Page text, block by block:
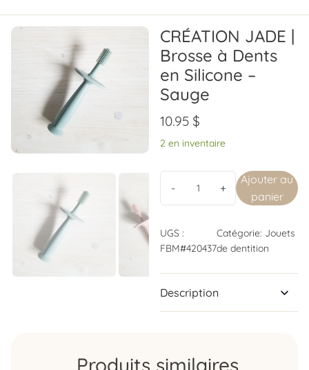
CRÉATION JADE |
Brosse à Dents
en Silicone –
Sauge
10.95$
2 en inventaire
Ajouter au
panier
UGS :
FBM#420437
Catégorie: Jouets
de dentition
Description
Produits similaires